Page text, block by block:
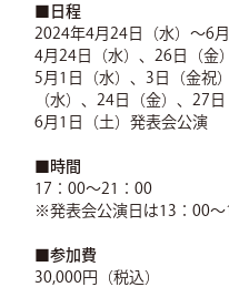
■日程
2024年4月24日（水）～6
4月24日（水）、26日（金）
5月1日（水）、3日（金祝
（水）、24日（金）、27
6月1日（土）発表会公演
■時間
17：00～21：00
※発表会公演日は13：00
■参加費
30,000円（税込）